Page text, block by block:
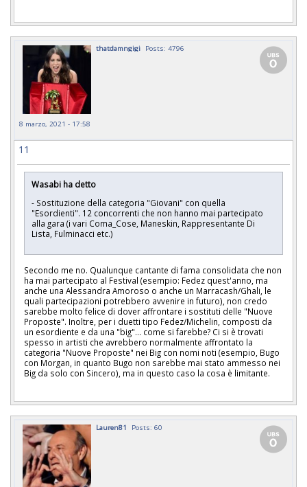
thatdamngigi Posts: 4796
8 marzo, 2021 - 17:58
11
Wasabi ha detto
- Sostituzione della categoria "Giovani" con quella
"Esordienti". 12 concorrenti che non hanno mai partecipato
alla gara (i vari Coma_Cose, Maneskin, Rappresentante Di
Lista, Fulminacci etc.)
Secondo me no. Qualunque cantante di fama consolidata che non
ha mai partecipato al Festival (esempio: Fedez quest'anno, ma
anche una Alessandra Amoroso o anche un Marracash/Ghali, le
quali partecipazioni potrebbero avvenire in futuro), non credo
sarebbe molto felice di dover affrontare i sostituti delle "Nuove
Proposte". Inoltre, per i duetti tipo Fedez/Michelin, composti da
un esordiente e da una "big"... come si farebbe? Ci si è trovati
spesso in artisti che avrebbero normalmente affrontato la
categoria "Nuove Proposte" nei Big con nomi noti (esempio, Bugo
con Morgan, in quanto Bugo non sarebbe mai stato ammesso nei
Big da solo con Sincero), ma in questo caso la cosa è limitante.
Lauren81 Posts: 60